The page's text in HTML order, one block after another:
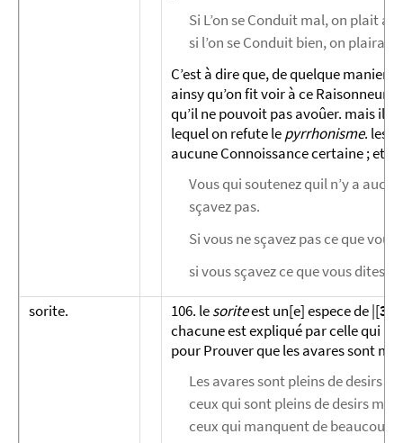
Si L’on se Conduit mal, on plait
si l’on se Conduit bien, on plaira
C’est à dire que, de quelque
ainsy qu’on fit voir à ce Raisonneur
qu’il ne pouvoit pas avoûer. mais il
lequel on refute lepyrrhonisme. les
aucune Connoissance certaine ; et
Vous qui soutenez quil n’y a
sçavez pas.
Si vous ne sçavez pas ce que
si vous sçavez ce que vous dites,
sorite.
106. lesoriteest un[e] espece de |[389
chacune est expliqué par celle qui la
pour Prouver que les avares sont
Les avares sont pleins de desirs ;
ceux qui sont pleins de desirs
ceux qui manquent de beaucoup